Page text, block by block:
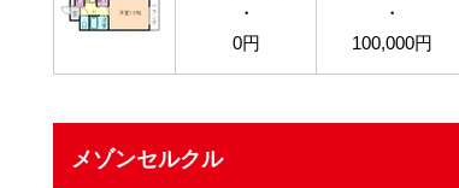
・
0円
・
100,000円
メゾンセルクル